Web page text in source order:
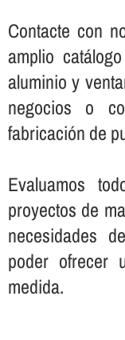
Contacte con
amplio
aluminio y
negocios o
fabricación de
Evaluamos
proyectos de
necesidades
poder ofrecer
medida.